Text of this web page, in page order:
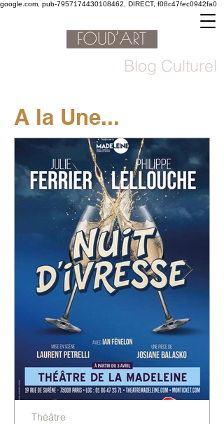
google.com, pub-7957174430108462, DIRECT, f08c47fec0942fa0
Blog Culturel
A la Une...
Théâtre